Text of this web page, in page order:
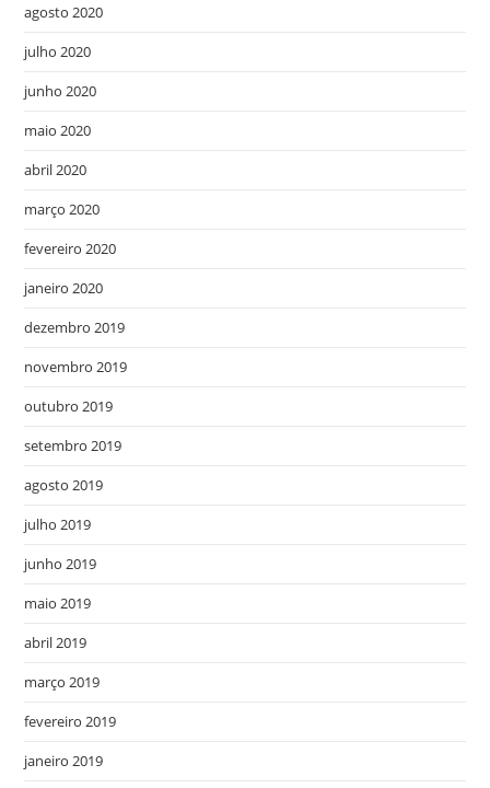
agosto 2020
julho 2020
junho 2020
maio 2020
abril 2020
março 2020
fevereiro 2020
janeiro 2020
dezembro 2019
novembro 2019
outubro 2019
setembro 2019
agosto 2019
julho 2019
junho 2019
maio 2019
abril 2019
março 2019
fevereiro 2019
janeiro 2019